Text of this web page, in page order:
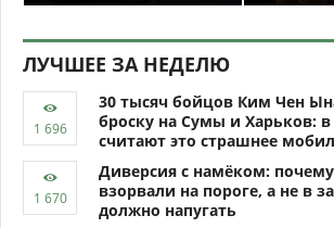
ЛУЧШЕЕ ЗА НЕДЕЛЮ
30 тысяч бойцов Ким Чен
броску на Сумы и Харьков:
считают это страшнее
Диверсия с намёком:
взорвали на пороге, а не в
должно напугать